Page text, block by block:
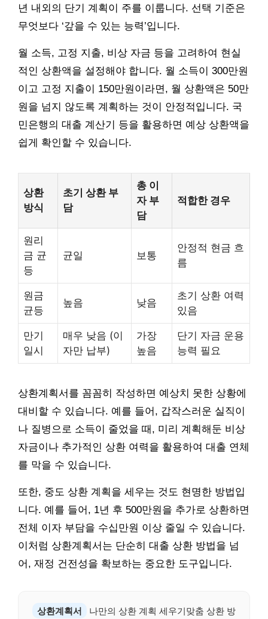
년 내외의 단기 계획이 주를 이룹니다. 선택 기준은
무엇보다 ‘갚을 수 있는 능력’입니다.
월 소득, 고정 지출, 비상 자금 등을 고려하여 현실
적인 상환액을 설정해야 합니다. 월 소득이 300만원
이고 고정 지출이 150만원이라면, 월 상환액은 50만
원을 넘지 않도록 계획하는 것이 안정적입니다. 국
민은행의 대출 계산기 등을 활용하면 예상 상환액을
쉽게 확인할 수 있습니다.
상환
방식
초기 상환 부
담
총 이
자 부
담
적합한 경우
원리
금 균
등
균일 보통
안정적 현금 흐
름
원금
균등
높음 낮음
초기 상환 여력
있음
만기
일시
매우 낮음 (이
자만 납부)
가장
높음
단기 자금 운용
능력 필요
상환계획서를 꼼꼼히 작성하면 예상치 못한 상황에
대비할 수 있습니다. 예를 들어, 갑작스러운 실직이
나 질병으로 소득이 줄었을 때, 미리 계획해둔 비상
자금이나 추가적인 상환 여력을 활용하여 대출 연체
를 막을 수 있습니다.
또한, 중도 상환 계획을 세우는 것도 현명한 방법입
니다. 예를 들어, 1년 후 500만원을 추가로 상환하면
전체 이자 부담을 수십만원 이상 줄일 수 있습니다.
이처럼 상환계획서는 단순히 대출 상환 방법을 넘
어, 재정 건전성을 확보하는 중요한 도구입니다.
상환계획서 나만의 상환 계획 세우기맞춤 상환 방